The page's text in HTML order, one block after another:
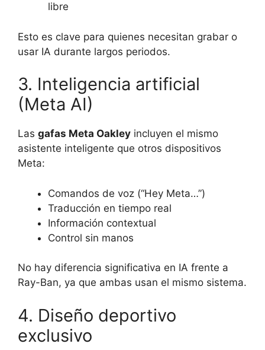
libre
Esto es clave para quienes necesitan grabar o
usar IA durante largos periodos.
3. Inteligencia artificial
(Meta AI)
Las gafas Meta Oakley incluyen el mismo
asistente inteligente que otros dispositivos
Meta:
Comandos de voz (“Hey Meta…”)
Traducción en tiempo real
Información contextual
Control sin manos
No hay diferencia significativa en IA frente a
Ray-Ban, ya que ambas usan el mismo sistema.
4. Diseño deportivo
exclusivo